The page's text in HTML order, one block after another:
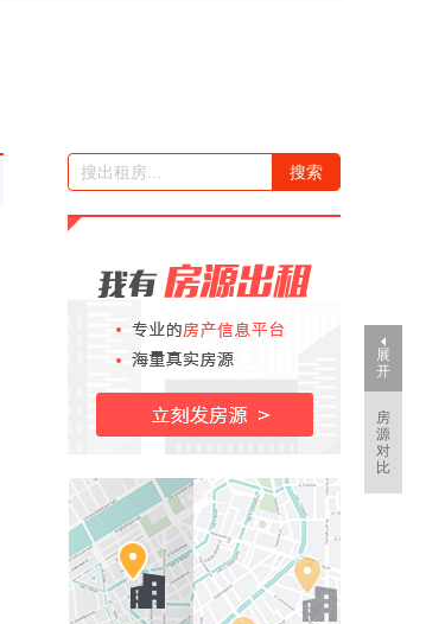
展
开
房
源
对
比